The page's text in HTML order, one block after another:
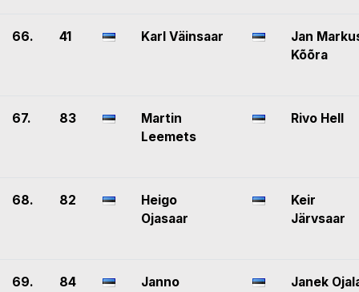
66. 41 Karl Väinsaar
Jan
Kõõra
67. 83
Martin
Leemets
Rivo Hell
68. 82
Heigo
Ojasaar
Keir
Järvsaar
69. 84
Janno
Janek